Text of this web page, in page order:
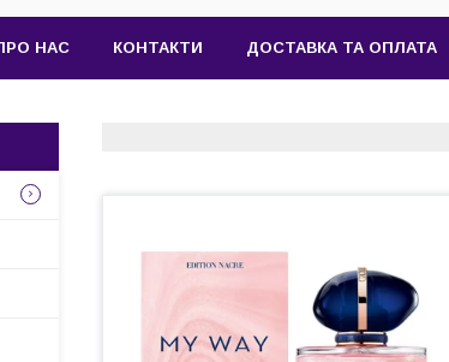
НАС КОНТАКТИ ДОСТАВКА ТА ОПЛАТА